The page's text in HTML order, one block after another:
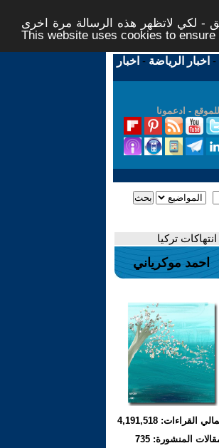
- لكي لاتظهر هذه الرسالة مرة اخرى -
This website uses cookies to
- اخبار الرياضة - اخبار
للموقع - ادعمونا
تركيا
احمد موكرياني
القراءات: 4,191,518
المنشورة: 735